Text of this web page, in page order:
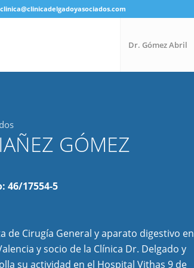
Dr. Gómez Abril
GÓMEZ
46/17554-5
de Cirugía General y aparato digestivo en
y socio de la Clínica Dr. Delgado y
su actividad en el Hospital Vithas 9 de